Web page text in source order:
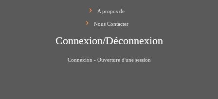
A propos de
Nous Contacter
Connexion/Déconnexion
Connexion - Ouverture d'une session